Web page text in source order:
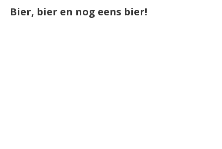
Bier, bier en nog eens bier!